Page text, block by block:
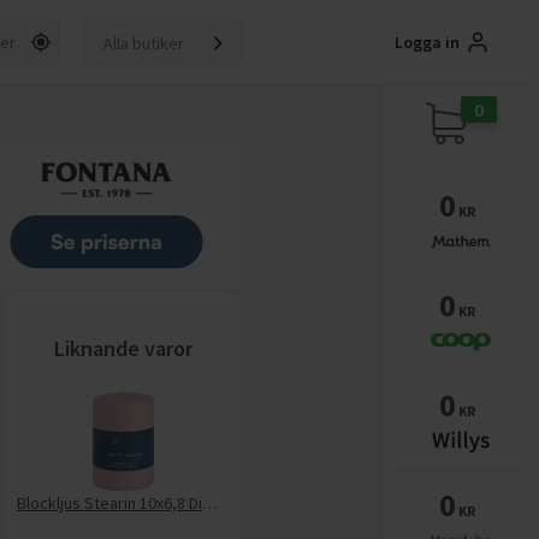
Alla butiker Logga in
Liknande varor
Blockljus Stearin 10x6,8 Dimrosa
0
0 KR
0 KR
0 KR
0 KR